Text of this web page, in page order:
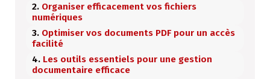
Organiser efficacement vos fichiers
numériques
Optimiser vos documents PDF pour un accès
facilité
Les outils essentiels pour une gestion
documentaire efficace